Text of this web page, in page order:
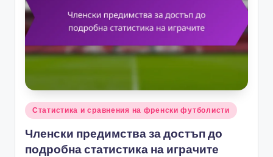
Posted
in
Статистика и сравнения на френски футболисти
Членски предимства за достъп до
подробна статистика на играчите